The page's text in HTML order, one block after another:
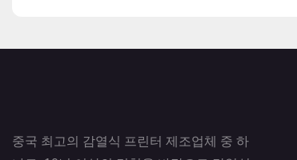
중국 최고의 감열식 프린터 제조업체 중 하